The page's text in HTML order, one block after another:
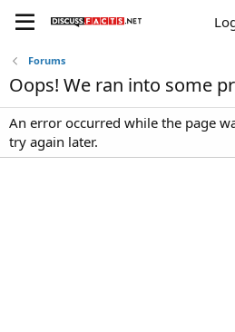
Forums
Oops! We ran into some
An error occurred while the page
try again later.